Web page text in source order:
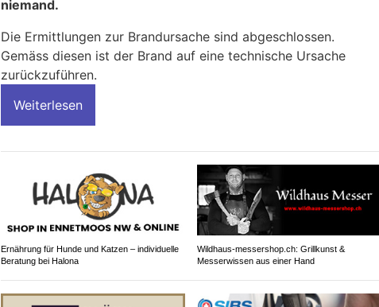
niemand.
Die Ermittlungen zur Brandursache sind abgeschlossen.
Gemäss diesen ist der Brand auf eine technische Ursache
zurückzuführen.
Weiterlesen
Ernährung für Hunde und Katzen – individuelle
Beratung bei Halona
Wildhaus-messershop.ch: Grillkunst &
Messerwissen aus einer Hand